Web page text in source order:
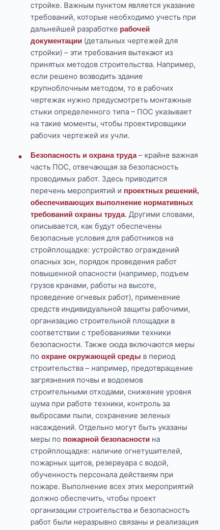
стройке. Важным пунктом является указание
требований, которые необходимо учесть при
дальнейшей разработке рабочей
документации (детальных чертежей для
стройки) – эти требования вытекают из
принятых методов строительства. Например,
если решено возводить здание
крупноблочным методом, то в рабочих
чертежах нужно предусмотреть монтажные
стыки определенного типа – ПОС указывает
на такие моменты, чтобы проектировщики
рабочих чертежей их учли.
Безопасность и охрана труда– крайне важная
часть ПОС, отвечающая за безопасность
проводимых работ. Здесь приводится
перечень мероприятий и проектных решений,
обеспечивающих выполнение нормативных
требований охраны труда. Другими словами,
описывается, как будут обеспечены
безопасные условия для работников на
стройплощадке: устройство ограждений
опасных зон, порядок проведения работ
повышенной опасности (например, подъем
грузов кранами, работы на высоте,
проведение огневых работ), применение
средств индивидуальной защиты рабочими,
организацию строительной площадки в
соответствии с требованиями техники
безопасности. Также сюда включаются меры
поохране окружающей среды в период
строительства – например, предотвращение
загрязнения почвы и водоемов
строительными отходами, снижение уровня
шума при работе техники, контроль за
выбросами пыли, сохранение зеленых
насаждений. Отдельно могут быть указаны
меры по пожарной безопасности на
стройплощадке: наличие огнетушителей,
пожарных щитов, резервуара с водой,
обученность персонала действиям при
пожаре. Выполнение всех этих мероприятий
должно обеспечить, чтобы проект
организации строительства и безопасность
работ были неразрывно связаны и реализация